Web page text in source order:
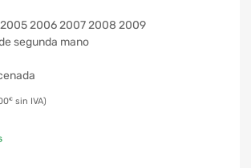
2006 2007 2008 2009
segunda mano
€